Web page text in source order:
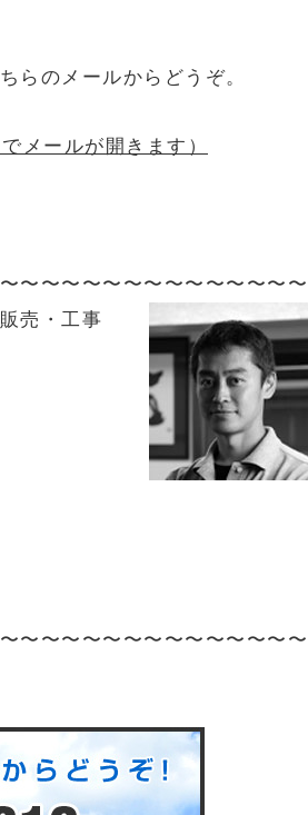
らのメールからどうぞ。
ールが開きます）
〜〜〜〜〜〜〜〜〜〜〜〜〜〜
売・工事
〜〜〜〜〜〜〜〜〜〜〜〜〜〜